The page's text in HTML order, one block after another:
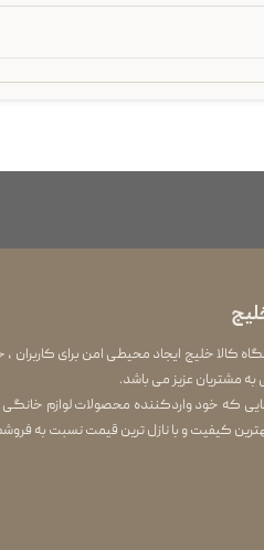
کالا خلیج ایجاد محیطی امن برای کاربران
مشتریان عزیز می باشد.
کیفیت و با نازل ترین قیمت نسبت به